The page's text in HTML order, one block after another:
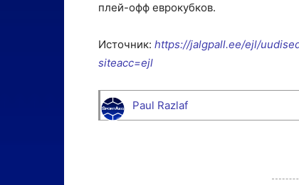
плей-офф еврокубков.
Источник: https://jalgpall.ee/ejl/
siteacc=ejl
Paul Razlaf